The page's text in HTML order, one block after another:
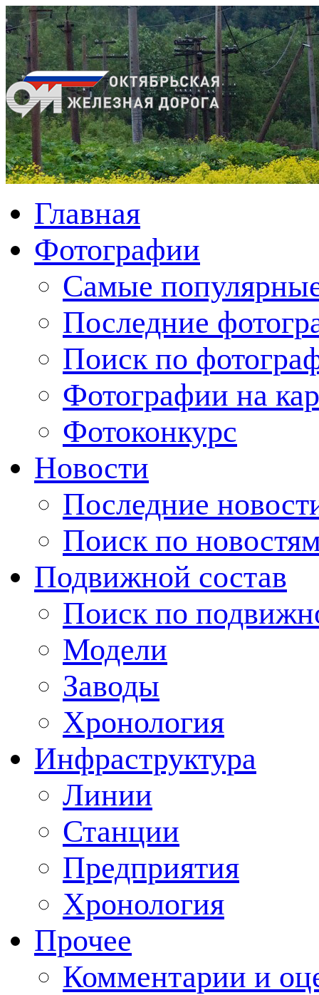
Главная
Фотографии
Cамые
Последние
Поиск по
Фотографии на
Фотоконкурс
Новости
Последние
Поиск по
Подвижной состав
Поиск по
Модели
Заводы
Хронология
Инфраструктура
Линии
Станции
Предприятия
Хронология
Прочее
Комментарии и